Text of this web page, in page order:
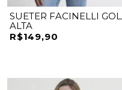
SUETER FACINELLI
ALTA
R$149,90